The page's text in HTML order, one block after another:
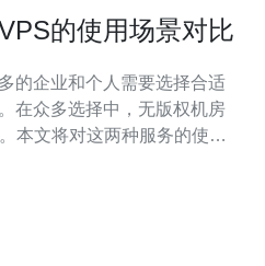
的使用场景对比
的企业和个人需要选择合适
在众多选择中，无版权机房
本文将对这两种服务的使用